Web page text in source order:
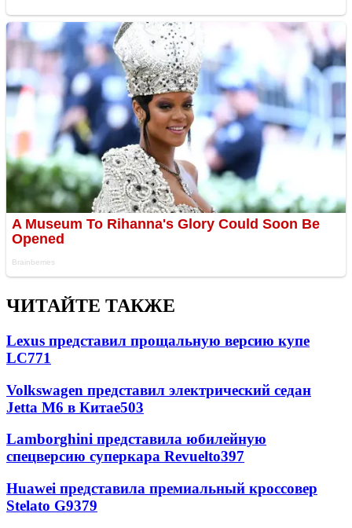
ЧИТАЙТЕ ТАКЖЕ
Lexus представил прощальную версию купе
LC771
Volkswagen представил электрический седан
Jetta M6 в Китае503
Lamborghini представила юбилейную
спецверсию суперкара Revuelto397
Huawei представила премиальный кроссовер
Stelato G9379